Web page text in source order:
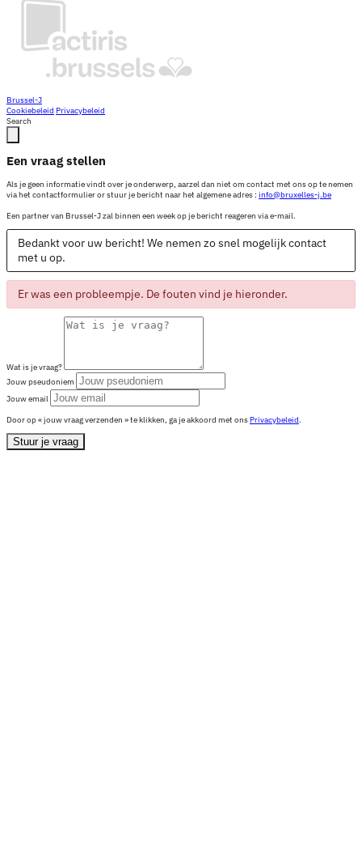
Brussel-J
Cookiebeleid Privacybeleid
Search
Een vraag stellen
Als je geen informatie vindt over je onderwerp, aarzel dan niet om contact met ons op te nemen
via het contactformulier or stuur je bericht naar het algemene adres : info@bruxelles-j.be
Een partner van Brussel-J zal binnen een week op je bericht reageren via e-mail.
Bedankt voor uw bericht! We nemen zo snel mogelijk contact
met u op.
Er was een probleempje. De fouten vind je hieronder.
Wat is je vraag?
Jouw pseudoniem
Jouw email
Door op « jouw vraag verzenden » te klikken, ga je akkoord met ons Privacybeleid.
Stuur je vraag